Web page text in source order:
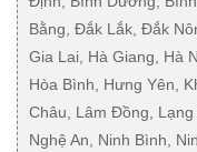
Bằng, Đắk Lắk, Đắk
Gia Lai, Hà Giang, Hà
Hòa Bình, Hưng Yên,
Châu, Lâm Đồng, Lạng
Nghệ An, Ninh Bình,